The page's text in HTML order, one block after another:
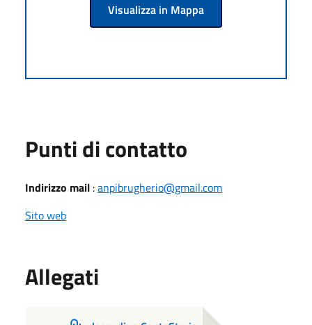
Visualizza in Mappa
Punti di contatto
Indirizzo mail :anpibrugherio@gmail.com
Sito web
Allegati